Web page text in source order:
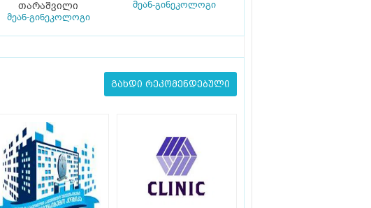
თარაშვილი
მეან-გინეკოლოგი
მეან-გინეკოლოგი
გახდი რეკომენდებული